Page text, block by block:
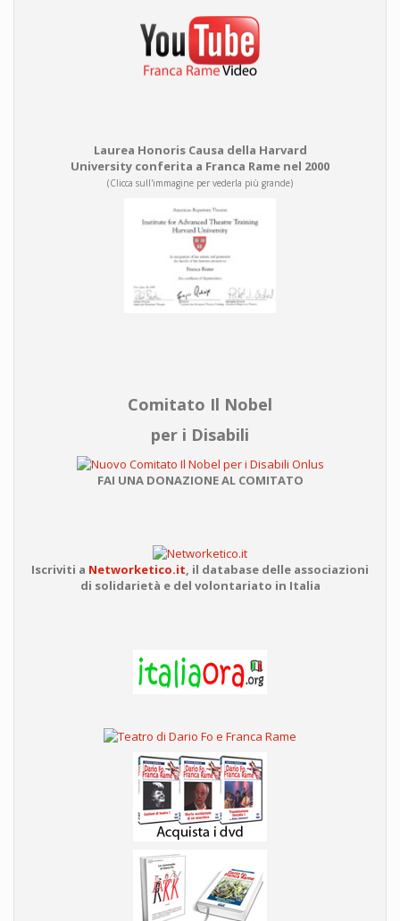
Laurea Honoris Causa della Harvard
University conferita a Franca Rame nel 2000
(Clicca sull'immagine per vederla più grande)
Comitato Il Nobel
per i Disabili
FAI UNA DONAZIONE AL COMITATO
Iscriviti a Networketico.it, il database delle associazioni
di solidarietà e del volontariato in Italia